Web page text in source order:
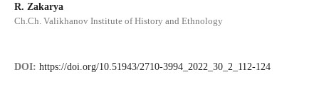
R. Zakarya
Ch.Ch. Valikhanov Institute of History and Ethnology
DOI: https://doi.org/10.51943/2710-3994_2022_30_2_112-124